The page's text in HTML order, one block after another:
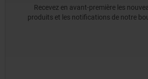
Recevez en avant-première les
produits et les notifications de notre